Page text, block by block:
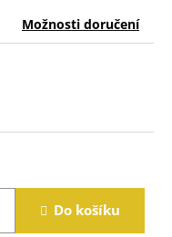
Možnosti doručení
Do košíku